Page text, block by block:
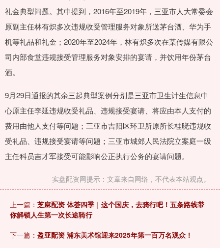
礼金典型问题。其中提到，2016年至2019年，三亚市人大常委会
原副主任林有炽多次违规收受管理服务对象所送茅台酒、华为手
机等礼品和礼金；2020年至2024年，林有炽多次在某传媒有限公
司内部食堂违规接受管理服务对象安排的宴请，并饮用年份茅台
酒。
9月29日通报的其余三起典型案例分别是三亚市卫生计生信息中
心原主任李延违规收受礼品、违规接受宴请、将应由本人支付的
费用由他人支付等问题；三亚市吉阳区环卫所原所长桂晓违规收
受礼品、违规接受宴请等问题；三亚市城郊人民法院立案庭一级
主任科员吉才军接受可能影响公正执行公务的宴请问题。
实盘配资网提示：文章来自网络，不代表本站观点。
上一篇： 芝麻配资 体荟四季｜这个国庆，去骑行吧！五条路线带
你解锁人生第一次长途骑行
下一篇： 盈亚配资 浦东美术馆迎来2025年第一百万名观众！